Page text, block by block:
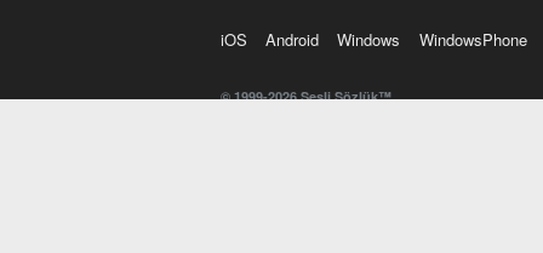
iOS Android Windows WindowsPhone
© 1999-2026 Sesli Sözlük™